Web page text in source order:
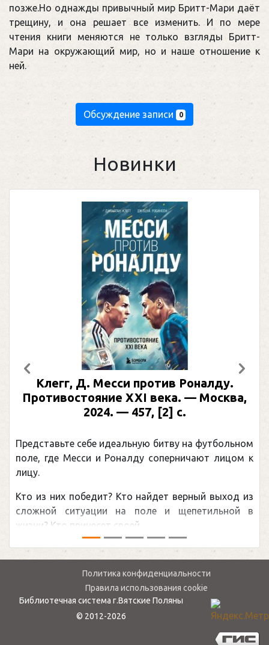
позже.Но однажды привычный мир Бритт-Мари даёт
трещину, и она решает все изменить. И по мере
чтения книги меняются не только взгляды Бритт-
Мари на окружающий мир, но и наше отношение к
ней.
Обсуждение записи 0
Новинки
Клегг, Д. Месси против Роналду.
Противостояние XXI века. — Москва,
2024. — 457, [2] с.
Представьте себе идеальную битву на футбольном
поле, где Месси и Роналду соперничают лицом к
лицу.
Кто из них победит? Кто найдет верный выход из
сложной ситуации на поле и щепетильной в
жизни? Кто принесет своей ...
Предыдущий
Политика конфиденциальности
Правила использования cookie
Библиотечная система г.Вятские Поляны
© 2012-2026